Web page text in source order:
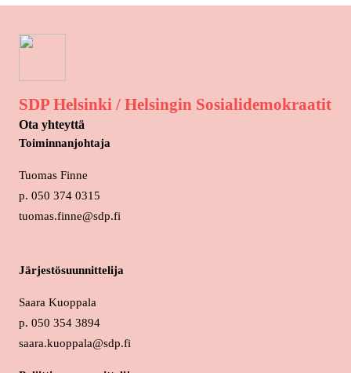
SDP Helsinki / Helsingin Sosialidemokraatit
Ota yhteyttä
Toiminnanjohtaja
Tuomas Finne
p. 050 374 0315
tuomas.finne@sdp.fi
Järjestösuunnittelija
Saara Kuoppala
p. 050 354 3894
saara.kuoppala@sdp.fi